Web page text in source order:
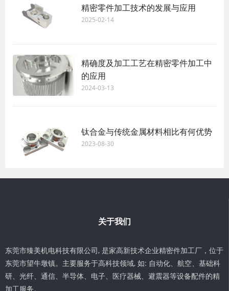
精密零件加工技术的发展与应用
2025-02-14
精确度及加工工艺在精密零件加工中
的应用
2024-03-13
钛合金与传统金属材料相比有何优势
2023-08-30
关于我们
东莞市臻美机电科技有限公司, 是家高新技术企业精密件加工厂，位于
东莞市望牛墩镇。主要服务于高科技领域, 如: 自动化、航空、基础科
研、光纤、通信、半导体、电子、医疗器械、避震器等设备配件的精
加工服务。